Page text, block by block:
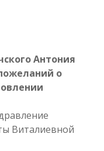
Антония
о
Виталиевной